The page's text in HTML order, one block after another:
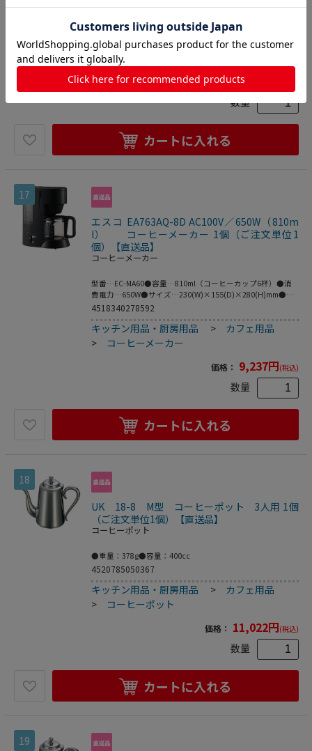
く、においも付き難い特徴があります。食品に影響を与えな
い清潔感を兼ね備えオーブンや直火にも対応してくれる万能
選手。清潔感がある真っ白なホーローは、日々の暮らしで活
躍してくれるアイテムです。●1300cc
4512706622289
キッチン用品・厨房用品 >カフェ用品
>コーヒーポット
価格：3,344
数量
カートに入れる
17
エスコ EA763AQ-8D AC100V／650W（810m
l） コーヒーメーカー 1個（ご注文単位1
個）【直送品】
コーヒーメーカー
型番…EC-MA60●容量…810ml（コーヒーカップ6杯）●消
費電力…650W●サイズ…230(W)×155(D)×280(H)mm●重
量…1.7㎏●色…ブラック●電源…AC100V●電源コード…
を引き出す「ダブル加熱高温抽出」●お好みに応じてコーヒ
ーの濃さが選べる「2段階濃度調節」●カルキをとってコー
ヒー豆本来のおいしさを引き出す「浄水フィルター」●はず
せる「スイングバスケット＆フィルターケース」●はずせる
「水タンク」●フィルターケースからコーヒーのポタ落ちを
防ぐしずくもれ防止機構201×279×313●梱包重量2342g
4518340278592
キッチン用品・厨房用品 > カフェ用品
> コーヒーメーカー
価格： 9,237円(税込)
数量
カートに入れる
18
UK 18-8 M型 コーヒーポット 3人用 1個
（ご注文単位1個）【直送品】
コーヒーポット
●重量：378g●容量：400cc
4520785050367
キッチン用品・厨房用品 > カフェ用品
> コーヒーポット
価格： 11,022円(税込)
数量
カートに入れる
19